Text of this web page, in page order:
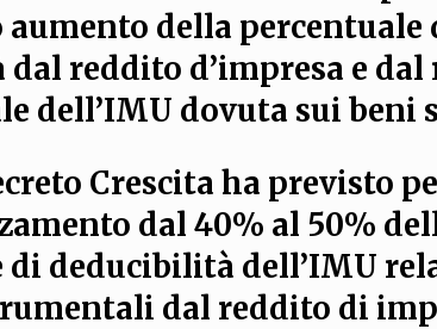
aumento della percentuale
reddito d’impresa e dal
dell’IMU dovuta sui beni
Crescita ha previsto
dal 40% al 50%
di deducibilità dell’IMU
dal reddito di